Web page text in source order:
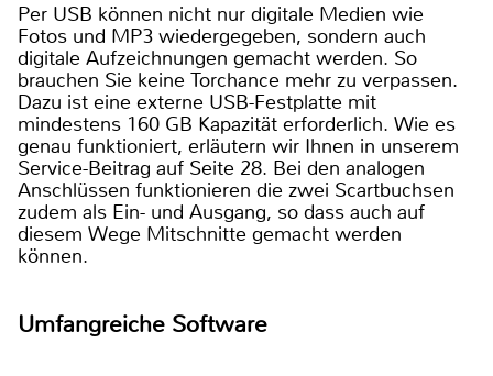
Per USB können nicht nur digitale Medien wie
Fotos und MP3 wiedergegeben, sondern auch
digitale Aufzeichnungen gemacht werden. So
brauchen Sie keine Torchance mehr zu verpassen.
Dazu ist eine externe USB-Festplatte mit
mindestens 160 GB Kapazität erforderlich. Wie es
genau funktioniert, erläutern wir Ihnen in unserem
Service-Beitrag auf Seite 28. Bei den analogen
Anschlüssen funktionieren die zwei Scartbuchsen
zudem als Ein- und Ausgang, so dass auch auf
diesem Wege Mitschnitte gemacht werden
können.
Umfangreiche Software